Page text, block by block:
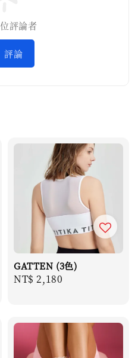
評論者
評論
GATTEN (3色)
Regular
NT$ 2,180